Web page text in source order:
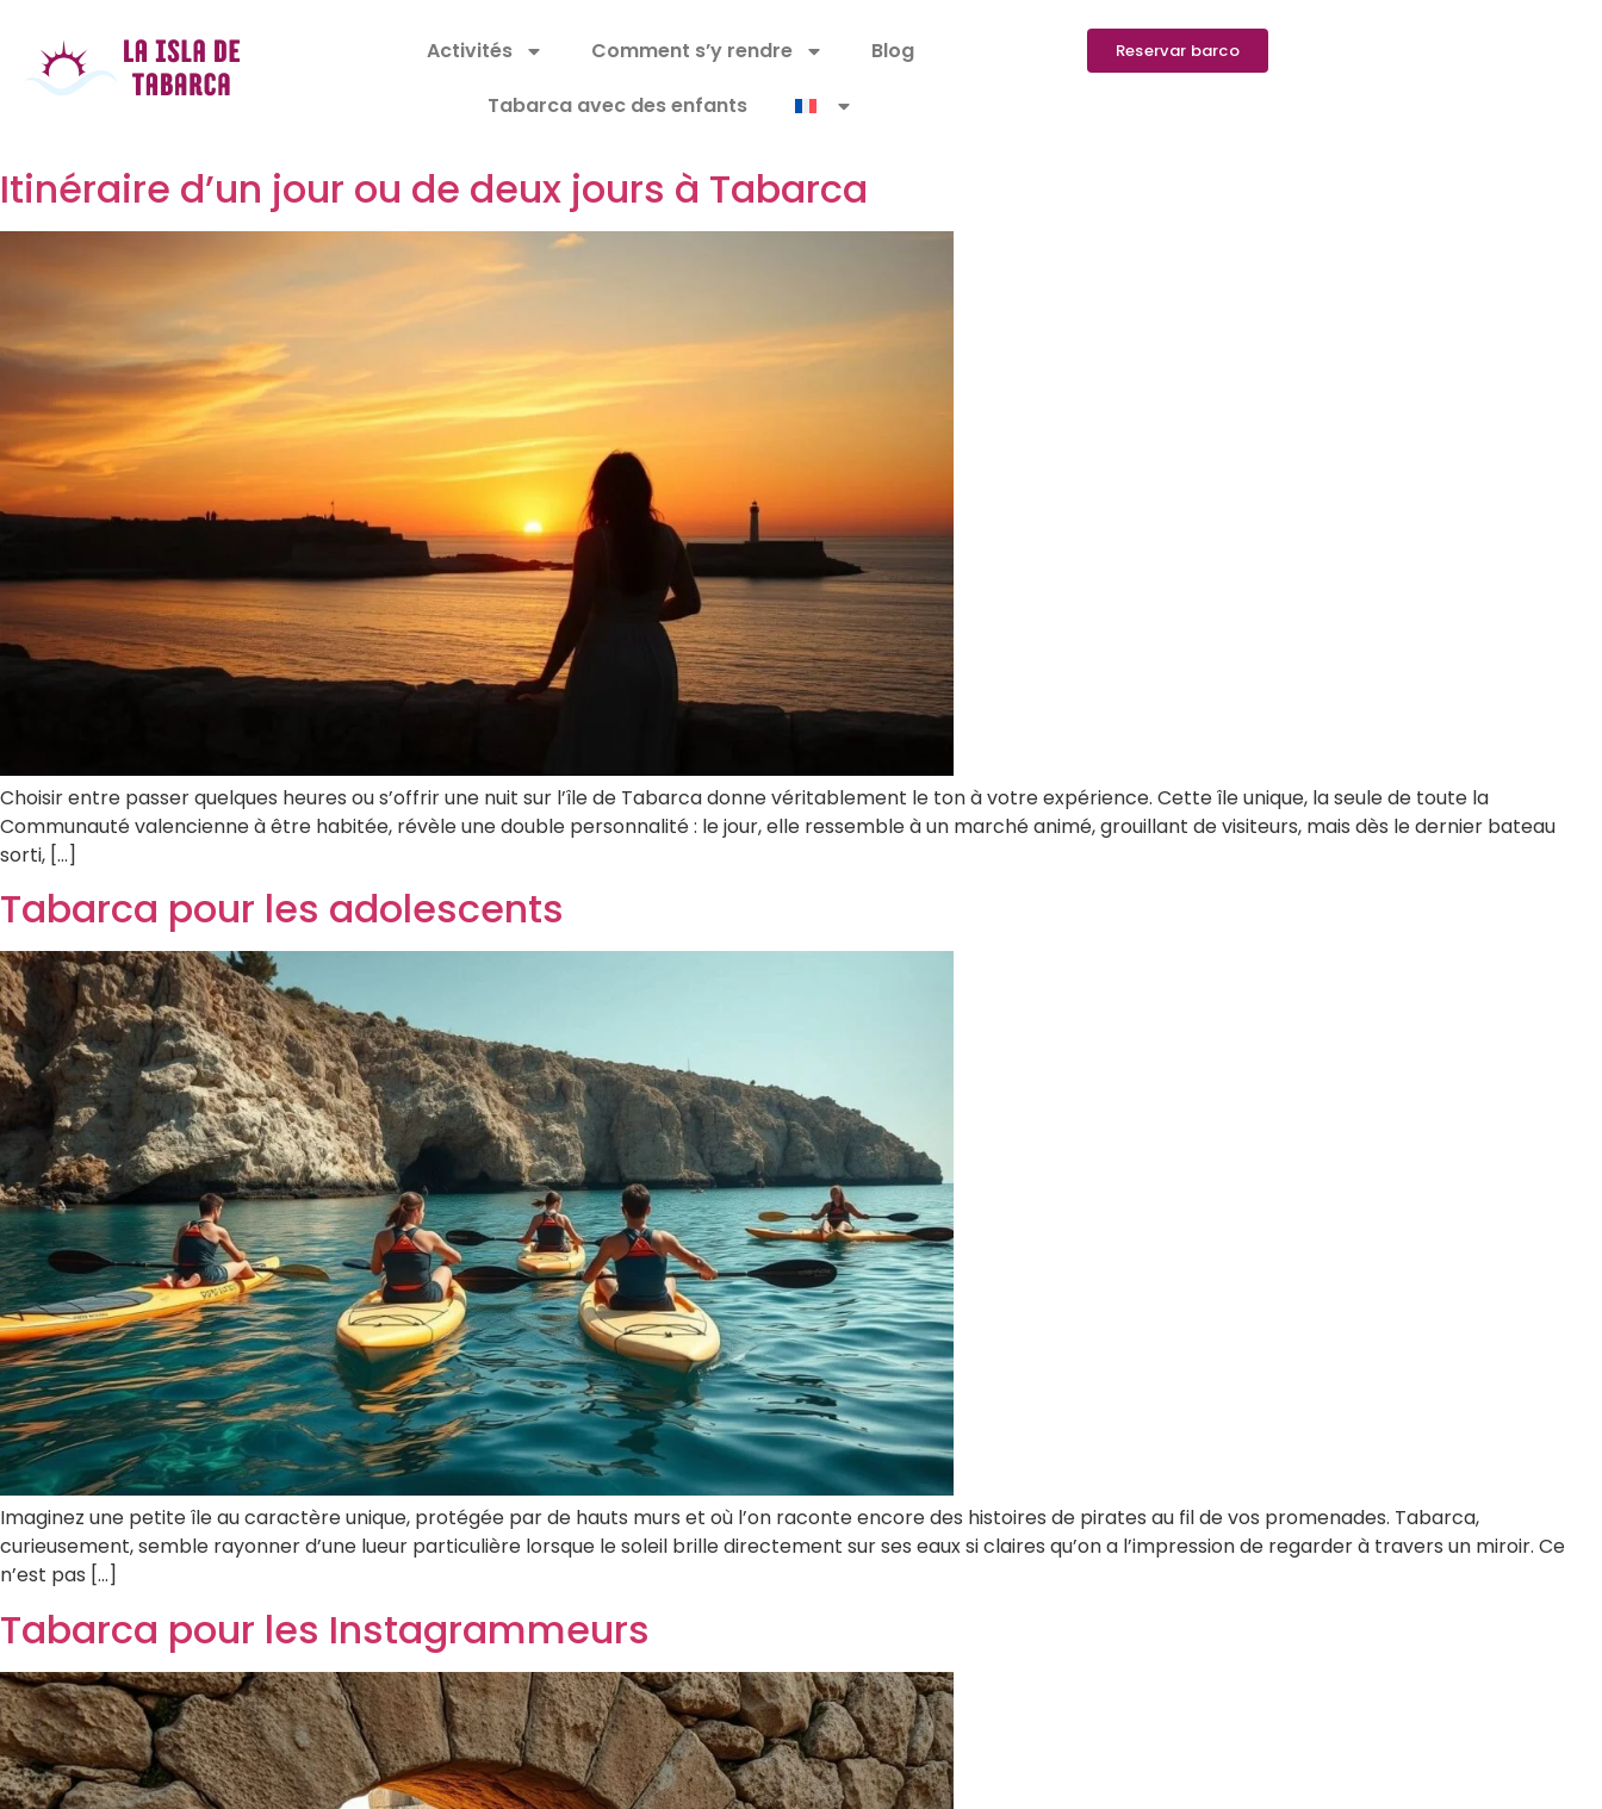
Activités Comment s’y rendre
Blog
Tabarca avec des enfants
Reservar barco
Itinéraire d’un jour ou de deux jours à Tabarca
Choisir entre passer quelques heures ou s’offrir une nuit sur l’île de Tabarca donne véritablement le ton à votre expérience. Cette île unique, la seule de toute la
Communauté valencienne à être habitée, révèle une double personnalité : le jour, elle ressemble à un marché animé, grouillant de visiteurs, mais dès le dernier bateau
sorti, […]
Tabarca pour les adolescents
Imaginez une petite île au caractère unique, protégée par de hauts murs et où l’on raconte encore des histoires de pirates au fil de vos promenades. Tabarca,
curieusement, semble rayonner d’une lueur particulière lorsque le soleil brille directement sur ses eaux si claires qu’on a l’impression de regarder à travers un miroir. Ce
n’est pas […]
Tabarca pour les Instagrammeurs